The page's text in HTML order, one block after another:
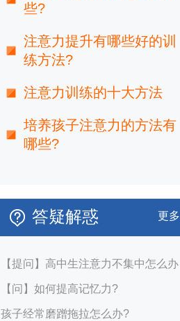
些?
注意力提升有哪些好的训
练方法?
注意力训练的十大方法
培养孩子注意力的方法有
哪些?
答疑解惑 更多
【提问】高中生注意力不集中怎么办
【问】如何提高记忆力?
孩子经常磨蹭拖拉怎么办?